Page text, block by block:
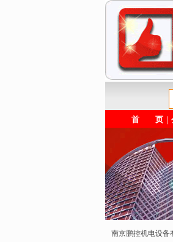
首 页｜
南京鹏控机电设备